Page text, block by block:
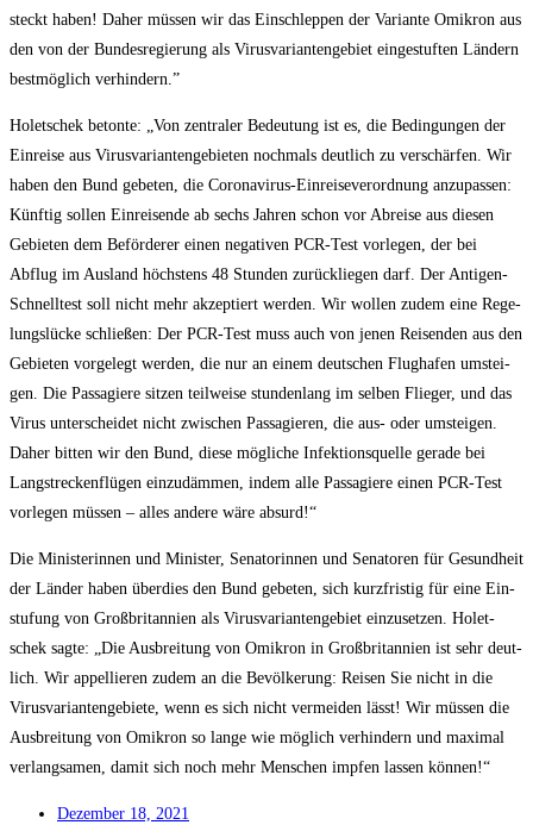
steckt haben! Daher müs­sen wir das Ein­schlep­pen der Vari­an­te Omi­kron aus
den von der Bun­des­re­gie­rung als Virus­va­ri­an­ten­ge­biet ein­ge­stuf­ten Län­dern
best­mög­lich verhindern.”
Holet­schek beton­te: „Von zen­tra­ler Bedeu­tung ist es, die Bedin­gun­gen der
Ein­rei­se aus Virus­va­ri­an­ten­ge­bie­ten noch­mals deut­lich zu ver­schär­fen. Wir
haben den Bund gebe­ten, die Coro­na­vi­rus-Ein­rei­se­ver­ord­nung anzu­pas­sen:
Künf­tig sol­len Ein­rei­sen­de ab sechs Jah­ren schon vor Abrei­se aus die­sen
Gebie­ten dem Beför­de­rer einen nega­ti­ven PCR-Test vor­le­gen, der bei
Abflug im Aus­land höchs­tens 48 Stun­den zurück­lie­gen darf. Der Anti­gen-
Schnell­test soll nicht mehr akzep­tiert wer­den. Wir wol­len zudem eine Rege­
lungs­lü­cke schlie­ßen: Der PCR-Test muss auch von jenen Rei­sen­den aus den
Gebie­ten vor­ge­legt wer­den, die nur an einem deut­schen Flug­ha­fen umstei­
gen. Die Pas­sa­gie­re sit­zen teil­wei­se stun­den­lang im sel­ben Flie­ger, und das
Virus unter­schei­det nicht zwi­schen Pas­sa­gie­ren, die aus- oder umstei­gen.
Daher bit­ten wir den Bund, die­se mög­li­che Infek­ti­ons­quel­le gera­de bei
Lang­stre­cken­flü­gen ein­zu­däm­men, indem alle Pas­sa­gie­re einen PCR-Test
vor­le­gen müs­sen – alles ande­re wäre absurd!“
Die Minis­te­rin­nen und Minis­ter, Sena­to­rin­nen und Sena­to­ren für Gesund­heit
der Län­der haben über­dies den Bund gebe­ten, sich kurz­fris­tig für eine Ein­
stu­fung von Groß­bri­tan­ni­en als Virus­va­ri­an­ten­ge­biet ein­zu­set­zen. Holet­
schek sag­te: „Die Aus­brei­tung von Omi­kron in Groß­bri­tan­ni­en ist sehr deut­
lich. Wir appel­lie­ren zudem an die Bevöl­ke­rung: Rei­sen Sie nicht in die
Virus­va­ri­an­ten­ge­bie­te, wenn es sich nicht ver­mei­den lässt! Wir müs­sen die
Aus­brei­tung von Omi­kron so lan­ge wie mög­lich ver­hin­dern und maxi­mal
ver­lang­sa­men, damit sich noch mehr Men­schen imp­fen las­sen können!“
Dezem­ber 18, 2021